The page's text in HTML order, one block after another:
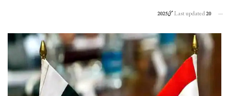
Last updated20 مئی 2025